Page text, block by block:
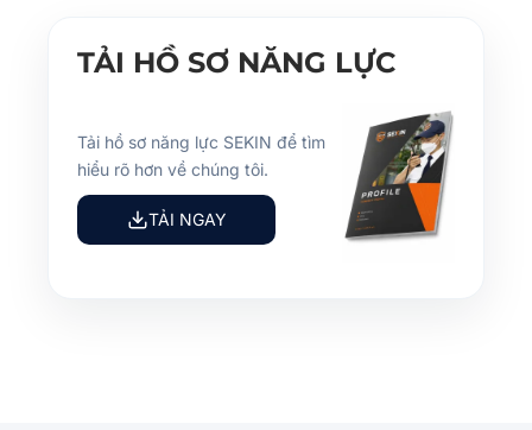
TẢI HỒ SƠ NĂNG LỰC
Tải hồ sơ năng lực SEKIN để tìm
hiểu rõ hơn về chúng tôi.
TẢI NGAY